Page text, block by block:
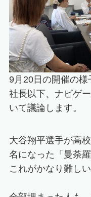
9月20日の開催の様
社長以下、ナビゲ
いて議論します。
大谷翔平選手が高
名になった「曼荼
これがかなり難し